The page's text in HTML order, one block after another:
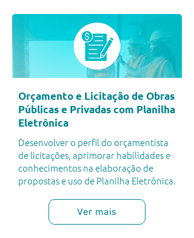
Orçamento e Licitação de Obras
Públicas e Privadas com Planilha
Eletrônica
Desenvolver o perfil do orçamentista
de licitações, aprimorar habilidades e
conhecimentos na elaboração de
propostas e uso de Planilha Eletrônica.
Ver mais